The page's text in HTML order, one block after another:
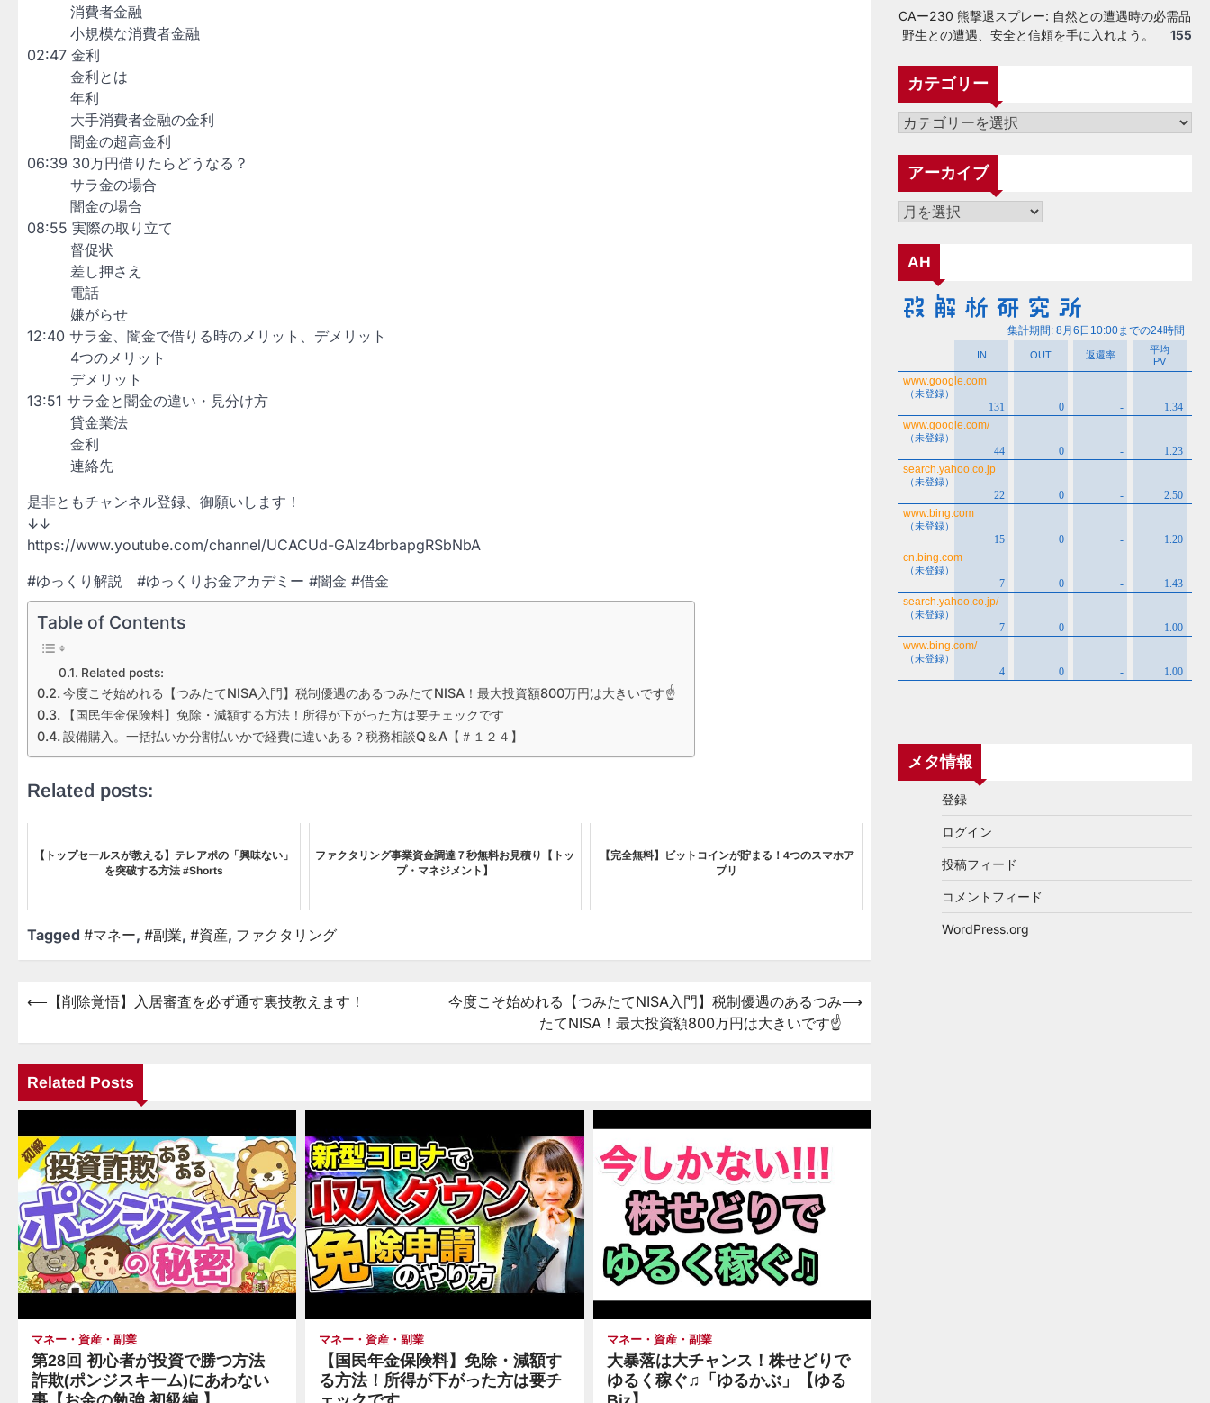
消費者金融
小規模な消費者金融
02:47 金利
金利とは
年利
大手消費者金融の金利
闇金の超高金利
06:39 30万円借りたらどうなる？
サラ金の場合
闇金の場合
08:55 実際の取り立て
督促状
差し押さえ
電話
嫌がらせ
12:40 サラ金、闇金で借りる時のメリット、デメリット
4つのメリット
デメリット
13:51 サラ金と闇金の違い・見分け方
貸金業法
金利
連絡先
是非ともチャンネル登録、御願いします！
↓↓
https://www.youtube.com/channel/UCACUd-GAlz4brbapgRSbNbA
#ゆっくり解説 #ゆっくりお金アカデミー #闇金 #借金
Table of Contents
Related posts:
今度こそ始めれる【つみたてNISA入門】税制優遇のあるつみたてNISA！最大投資額800万円は大きいです☝️
【国民年金保険料】免除・減額する方法！所得が下がった方は要チェックです
設備購入。一括払いか分割払いかで経費に違いある？税務相談Q＆A【＃１２４】
Related posts:
【トップセールスが教える】テレアポの「興味ない」
を突破する方法 #Shorts
ファクタリング事業資金調達７秒無料お見積り【トッ
プ・マネジメント】
【完全無料】ビットコインが貯まる！4つのスマホア
プリ
Tagged #マネー, #副業, #資産, ファクタリング
投
ビ
ゲ
ー
シ
ョ
ン
⟵ 【削除覚悟】入居審査を必ず通す裏技教えます！
今度こそ始めれる【つみたてNISA入門】税制優遇のあるつみ
たてNISA！最大投資額800万円は大きいです☝️
⟶
Related Posts
マネー・資産・副業
第28回 初心者が投資で勝つ方法
詐欺(ポンジスキーム)にあわない
マネー・資産・副業
【国民年金保険料】免除・減額す
る方法！所得が下がった方は要チ
マネー・資産・副業
大暴落は大チャンス！株せどりで
ゆるく稼ぐ♫「ゆるかぶ」【ゆる
CAー230 熊撃退スプレー: 自然との遭遇時の必需品
野生との遭遇、安全と信頼を手に入れよう。
155
カテゴリー
カ
ゴ
ー
アーカイブ
ア
カ
ブ
AH
メタ情報
登録
ログイン
投稿フィード
コメントフィード
WordPress.org